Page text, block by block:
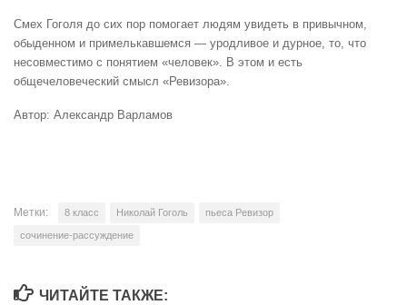
Смех Гоголя до сих пор помогает людям увидеть в привычном,
обыденном и примелькавшемся — уродливое и дурное, то, что
несовместимо с понятием «человек». В этом и есть
общечеловеческий смысл «Ревизора».
Автор: Александр Варламов
Метки: 8 класс Николай Гоголь пьеса Ревизор
сочинение-рассуждение
ЧИТАЙТЕ ТАКЖЕ: